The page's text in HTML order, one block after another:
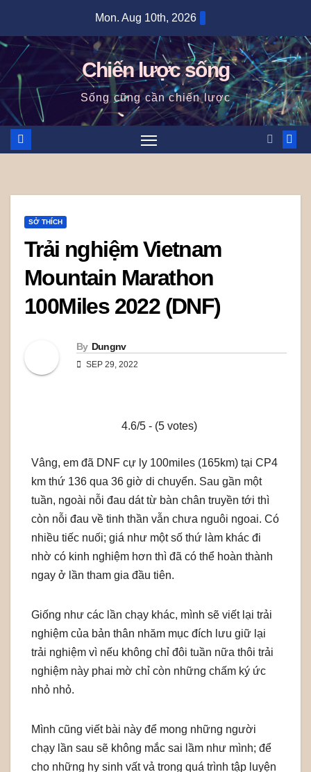
content
Mon. Aug 10th, 2026
Chiến lược sống
Sống cũng cần chiến lược
SỞ THÍCH
Trải nghiệm Vietnam
Mountain Marathon
100Miles 2022 (DNF)
By Dungnv
SEP 29, 2022
4.6/5 - (5 votes)
Vâng, em đã DNF cự ly 100miles (165km) tại CP4
km thứ 136 qua 36 giờ di chuyển. Sau gần một
tuần, ngoài nỗi đau dát từ bàn chân truyền tới thì
còn nỗi đau về tinh thần vẫn chưa nguôi ngoai. Có
nhiều tiếc nuối; giá như một số thứ làm khác đi
nhờ có kinh nghiệm hơn thì đã có thể hoàn thành
ngay ở lần tham gia đầu tiên.
Giống như các lần chạy khác, mình sẽ viết lại trải
nghiệm của bản thân nhăm mục đích lưu giữ lại
trải nghiệm vì nếu không chỉ đôi tuần nữa thôi trải
nghiệm này phai mờ chỉ còn những chấm ký ức
nhỏ nhỏ.
Mình cũng viết bài này để mong những người
chạy lần sau sẽ không mắc sai lầm như mình; để
cho những hy sinh vất vả trong quá trình tập luyện